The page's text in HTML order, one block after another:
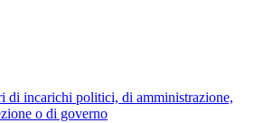
di incarichi politici, di amministrazione,
o di governo